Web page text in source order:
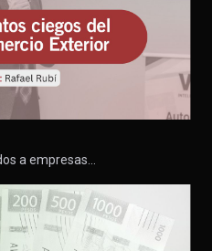
a empresas…